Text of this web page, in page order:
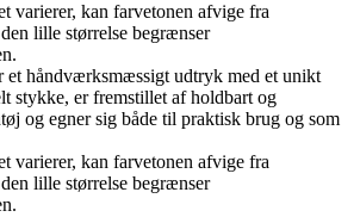
varierer, kan farvetonen afvige fra
lille størrelse begrænser
et håndværksmæssigt udtryk med et unikt
stykke, er fremstillet af holdbart og
og egner sig både til praktisk brug og som
varierer, kan farvetonen afvige fra
lille størrelse begrænser